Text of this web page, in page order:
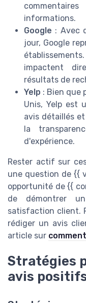
informations.
Google : Avec
jour, Google
impactent
résultats de
Yelp : Bien que
Unis, Yelp est
avis détaillés
la
d'expérience.
Rester actif sur
une question de {{
opportunité de {{
de démontrer
satisfaction client.
rédiger un avis
article sur
Stratégies
avis